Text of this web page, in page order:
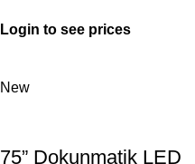
Login to see prices
New
75” Dokunmatik LED